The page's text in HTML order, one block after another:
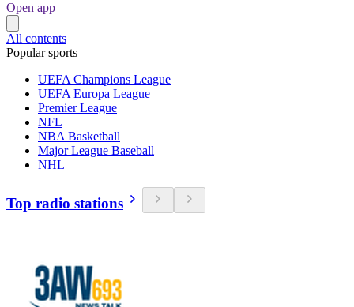
Open app
All contents
Popular sports
UEFA Champions League
UEFA Europa League
Premier League
NFL
NBA Basketball
Major League Baseball
NHL
Top radio stations